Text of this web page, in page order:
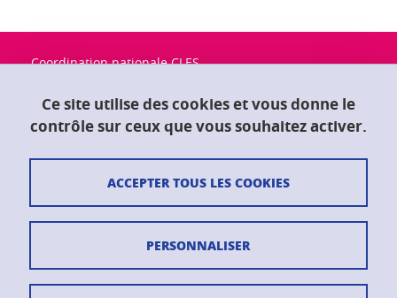
Coordination nationale CLES
Maison du doctorat "Jean Kuntzmann"
CS 40700
38058 Grenoble Cedex 9
Plan du site
Ce site utilise des cookies et vous donne le
contrôle sur ceux que vous souhaitez activer.
ACCEPTER TOUS LES COOKIES
PERSONNALISER